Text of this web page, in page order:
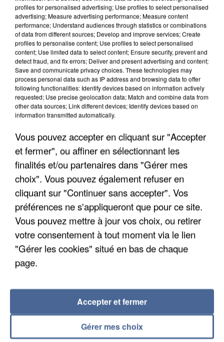
APRÈS TOUTES CES CANICULES, LES REFUGES
DE FAUNE SAUVAGE SONT...
MAFIA INTERPELLÉ EN ALGÉRIE
profiles for personalised advertising; Use profiles to select personalised
advertising; Measure advertising performance; Measure content
performance; Understand audiences through statistics or combinations
of data from different sources; Develop and improve services; Create
profiles to personalise content; Use profiles to select personalised
content; Use limited data to select content; Ensure security, prevent and
detect fraud, and fix errors; Deliver and present advertising and content;
Save and communicate privacy choices. These technologies may
process personal data such as IP address and browsing data to offer
following functionalities: Identify devices based on information actively
requested; Use precise geolocation data; Match and combine data from
other data sources; Link different devices; Identify devices based on
information transmitted automatically.
Vous pouvez accepter en cliquant sur "Accepter
et fermer", ou affiner en sélectionnant les
finalités et/ou partenaires dans "Gérer mes
choix". Vous pouvez également refuser en
cliquant sur "Continuer sans accepter". Vos
préférences ne s'appliqueront que pour ce site.
Vous pouvez mettre à jour vos choix, ou retirer
votre consentement à tout moment via le lien
"Gérer les cookies" situé en bas de chaque
page.
Gérer mes choix
Accepter et fermer